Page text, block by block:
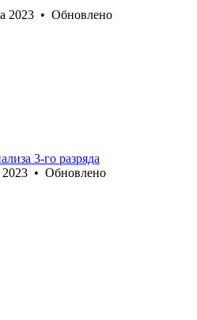
2023 • Обновлено
3-го разряда
2023 • Обновлено